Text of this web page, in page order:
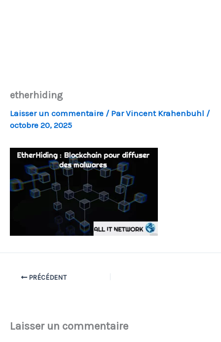
etherhiding
Laisser un commentaire / ParVincent Krahenbuhl /
octobre 20, 2025
PRÉCÉDENT
Laisser un commentaire